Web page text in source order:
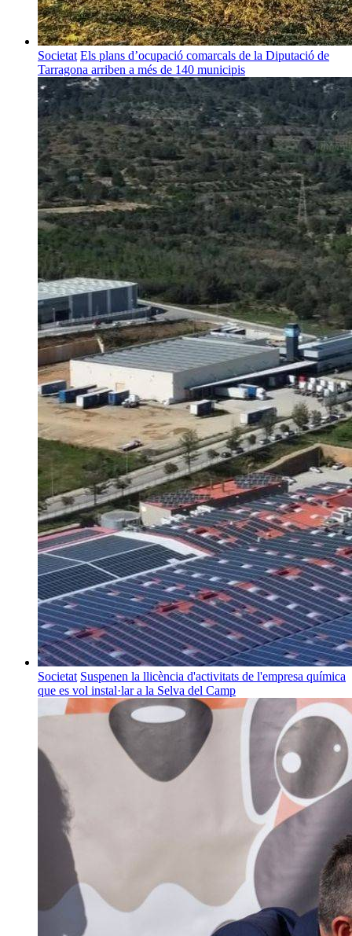
Societat Els plans d’ocupació comarcals de la Diputació de
Tarragona arriben a més de 140 municipis
Societat Suspenen la llicència d'activitats de l'empresa química
que es vol instal·lar a la Selva del Camp